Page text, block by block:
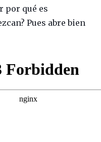
por qué es
Pues abre bien